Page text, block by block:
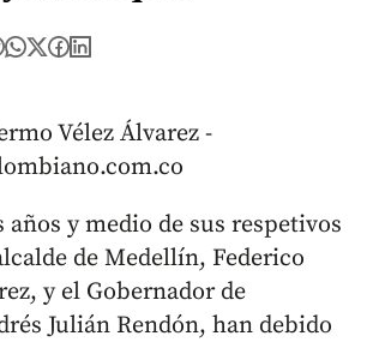
Vélez Álvarez -
años y medio de sus respetivos
de Medellín, Federico
y el Gobernador de
Julián Rendón, han debido